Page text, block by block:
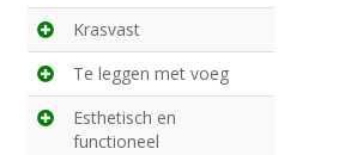
Krasvast
Te leggen met voeg
Esthetisch en
functioneel